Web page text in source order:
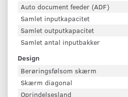
Auto document feeder (ADF)
Samlet inputkapacitet
Samlet outputkapacitet
Samlet antal inputbakker
Design
Berøringsfølsom skærm
Skærm diagonal
Oprindelsesland